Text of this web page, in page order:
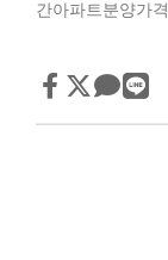
간아파트분양가